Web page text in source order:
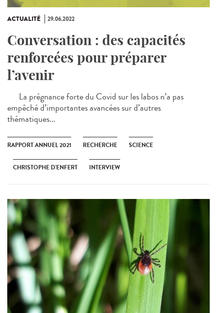
ACTUALITÉ 29.06.2022
Conversation : des capacités
renforcées pour préparer
l’avenir
La prégnance forte du Covid sur les labos n’a pas
empêché d’importantes avancées sur d’autres
thématiques...
RAPPORT ANNUEL 2021 RECHERCHE SCIENCE
CHRISTOPHE D’ENFERT INTERVIEW